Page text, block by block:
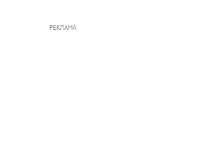
РЕКЛАМА